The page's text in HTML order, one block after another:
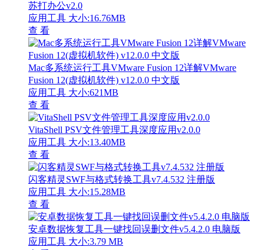
苏打办公v2.0
应用工具 大小:16.76MB
查 看
Mac多系统运行工具VMware Fusion 12详解VMware
Fusion 12(虚拟机软件) v12.0.0 中文版
应用工具 大小:621MB
查 看
VitaShell PSV文件管理工具深度应用v2.0.0
应用工具 大小:13.40MB
查 看
闪客精灵SWF与格式转换工具v7.4.532 注册版
应用工具 大小:15.28MB
查 看
安卓数据恢复工具一键找回误删文件v5.4.2.0 电脑版
应用工具 大小:3.79 MB